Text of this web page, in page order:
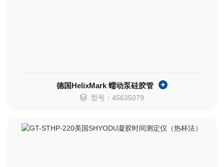
德国HelixMark 蠕动泵硅胶管
型号：45635079